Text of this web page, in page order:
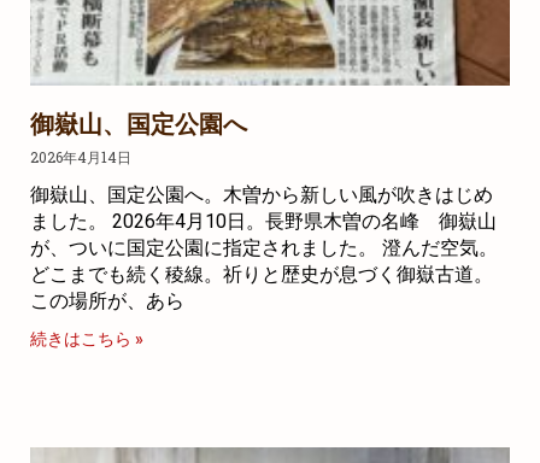
御嶽山、国定公園へ
2026年4月14日
御嶽山、国定公園へ。木曽から新しい風が吹きはじめ
ました。 2026年4月10日。長野県木曽の名峰 御嶽山
が、ついに国定公園に指定されました。 澄んだ空気。
どこまでも続く稜線。祈りと歴史が息づく御嶽古道。
この場所が、あら
続きはこちら »